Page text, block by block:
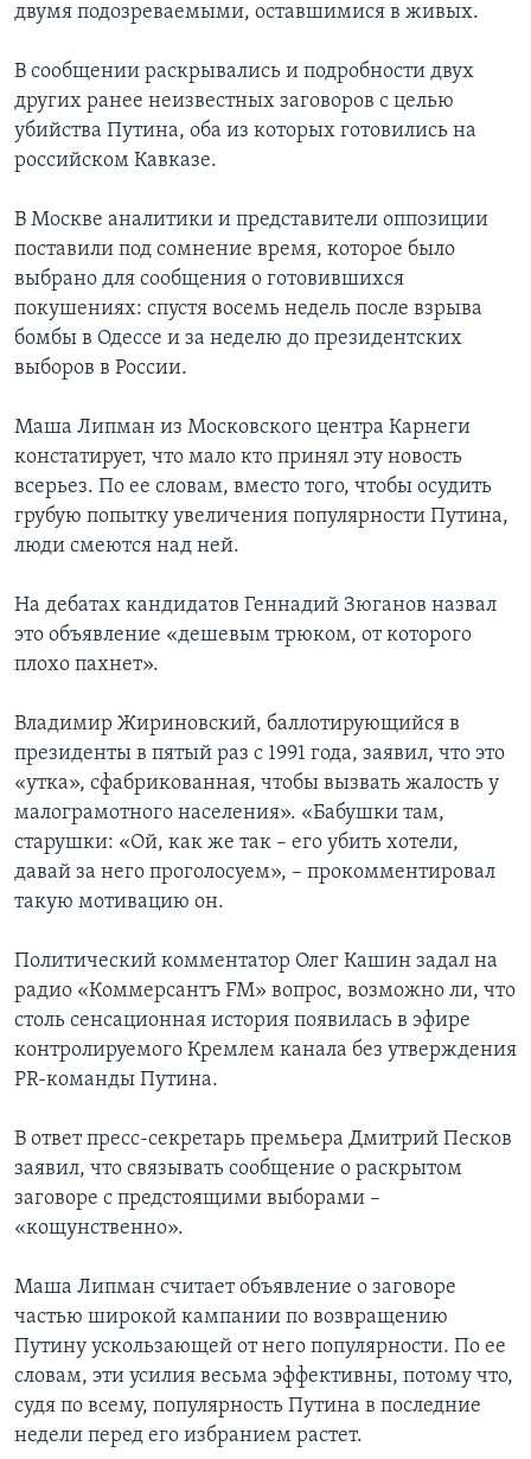
двумя подозреваемыми, оставшимися в живых.
В сообщении раскрывались и подробности двух
других ранее неизвестных заговоров с целью
убийства Путина, оба из которых готовились на
российском Кавказе.
В Москве аналитики и представители оппозиции
поставили под сомнение время, которое было
выбрано для сообщения о готовившихся
покушениях: спустя восемь недель после взрыва
бомбы в Одессе и за неделю до президентских
выборов в России.
Маша Липман из Московского центра Карнеги
констатирует, что мало кто принял эту новость
всерьез. По ее словам, вместо того, чтобы осудить
грубую попытку увеличения популярности Путина,
люди смеются над ней.
На дебатах кандидатов Геннадий Зюганов назвал
это объявление «дешевым трюком, от которого
плохо пахнет».
Владимир Жириновский, баллотирующийся в
президенты в пятый раз с 1991 года, заявил, что это
«утка», сфабрикованная, чтобы вызвать жалость у
малограмотного населения». «Бабушки там,
старушки: «Ой, как же так – его убить хотели,
давай за него проголосуем», – прокомментировал
такую мотивацию он.
Политический комментатор Олег Кашин задал на
радио «Коммерсантъ FM» вопрос, возможно ли, что
столь сенсационная история появилась в эфире
контролируемого Кремлем канала без утверждения
PR-команды Путина.
В ответ пресс-секретарь премьера Дмитрий Песков
заявил, что связывать сообщение о раскрытом
заговоре с предстоящими выборами –
«кощунственно».
Маша Липман считает объявление о заговоре
частью широкой кампании по возвращению
Путину ускользающей от него популярности. По ее
словам, эти усилия весьма эффективны, потому что,
судя по всему, популярность Путина в последние
недели перед его избранием растет.